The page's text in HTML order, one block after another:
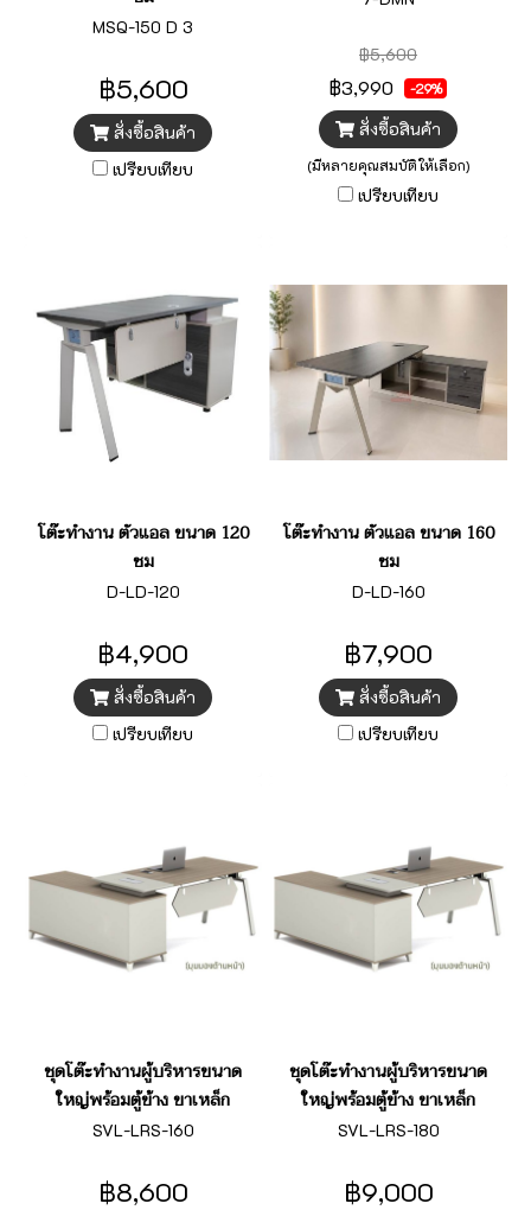
MSQ-150 D 3
฿5,600
สั่งซื้อสินค้า
เปรียบเทียบ
฿5,600
฿3,990 -29%
สั่งซื้อสินค้า
(มีหลายคุณสมบัติให้เลือก)
เปรียบเทียบ
โต๊ะทำงาน ตัวแอล ขนาด 120
ซม
D-LD-120
฿4,900
สั่งซื้อสินค้า
เปรียบเทียบ
โต๊ะทำงาน ตัวแอล ขนาด 160
ซม
D-LD-160
฿7,900
สั่งซื้อสินค้า
เปรียบเทียบ
ชุดโต๊ะทำงานผู้บริหารขนาด
ใหญ่พร้อมตู้ข้าง ขาเหล็ก
SVL-LRS-160
฿8,600
ชุดโต๊ะทำงานผู้บริหารขนาด
ใหญ่พร้อมตู้ข้าง ขาเหล็ก
SVL-LRS-180
฿9,000